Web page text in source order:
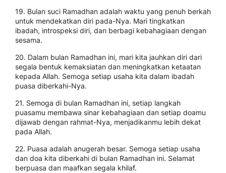
19. Bulan suci Ramadhan adalah waktu yang penuh berkah
untuk mendekatkan diri pada-Nya. Mari tingkatkan
ibadah, introspeksi diri, dan berbagi kebahagiaan dengan
sesama.
20. Dalam bulan Ramadhan ini, mari kita jauhkan diri dari
segala bentuk kemaksiatan dan meningkatkan ketaatan
kepada Allah. Semoga setiap usaha kita dalam ibadah
puasa diberkahi-Nya.
21. Semoga di bulan Ramadhan ini, setiap langkah
puasamu membawa sinar kebahagiaan dan setiap doamu
dijawab dengan rahmat-Nya, menjadikanmu lebih dekat
pada Allah.
22. Puasa adalah anugerah besar. Semoga setiap usaha
dan doa kita diberkahi di bulan Ramadhan ini. Selamat
berpuasa dan maafkan segala khilaf.